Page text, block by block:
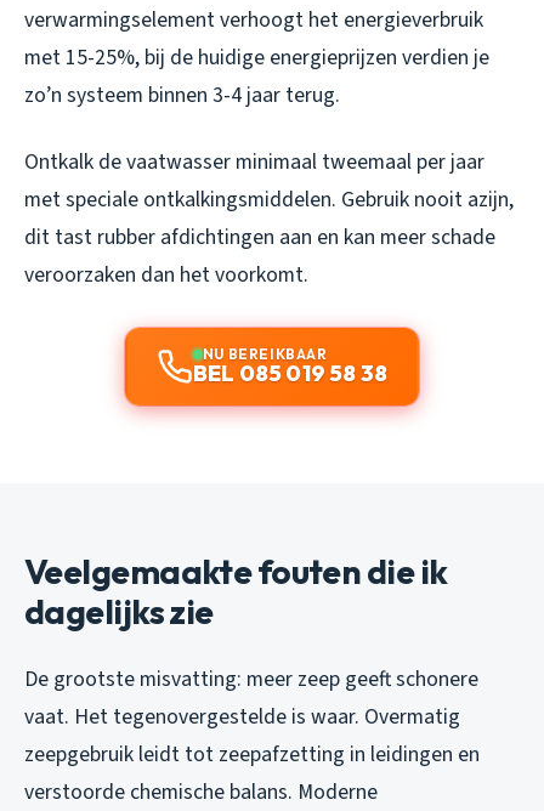
verwarmingselement verhoogt het energieverbruik
met 15-25%, bij de huidige energieprijzen verdien je
zo’n systeem binnen 3-4 jaar terug.
Ontkalk de vaatwasser minimaal tweemaal per jaar
met speciale ontkalkingsmiddelen. Gebruik nooit azijn,
dit tast rubber afdichtingen aan en kan meer schade
veroorzaken dan het voorkomt.
NU BEREIKBAAR
BEL 085 019 58 38
Veelgemaakte fouten die ik
dagelijks zie
De grootste misvatting: meer zeep geeft schonere
vaat. Het tegenovergestelde is waar. Overmatig
zeepgebruik leidt tot zeepafzetting in leidingen en
verstoorde chemische balans. Moderne